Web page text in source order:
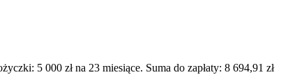
5 000 zł na 23 miesiące. Suma do zapłaty: 8 694,91 zł